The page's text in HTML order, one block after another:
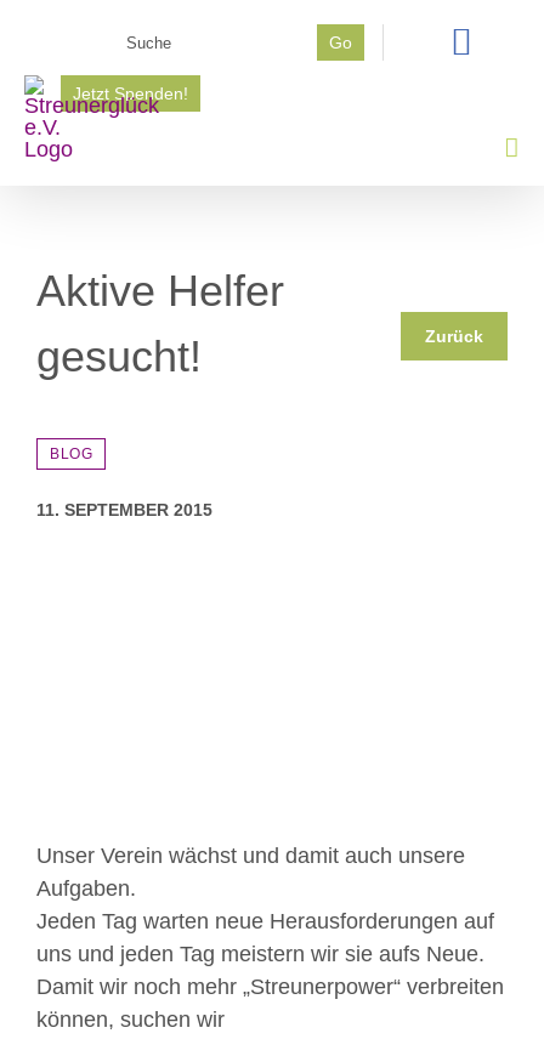
springen
Go
Jetzt Spenden!
Aktive Helfer
gesucht!
Zurück
BLOG
11. SEPTEMBER 2015
Unser Verein wächst und damit auch unsere
Aufgaben.
Jeden Tag warten neue Herausforderungen auf
uns und jeden Tag meistern wir sie aufs Neue.
Damit wir noch mehr „Streunerpower“ verbreiten
können, suchen wir